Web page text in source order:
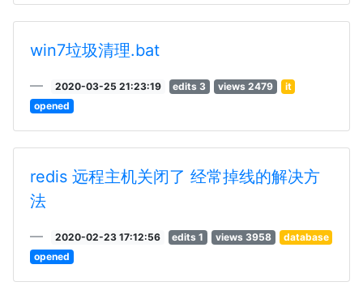
win7垃圾清理.bat
2020-03-25 21:23:19 edits 3 views 2479
it
opened
redis 远程主机关闭了 经常掉线的解决方
法
2020-02-23 17:12:56 edits 1 views 3958
database
opened